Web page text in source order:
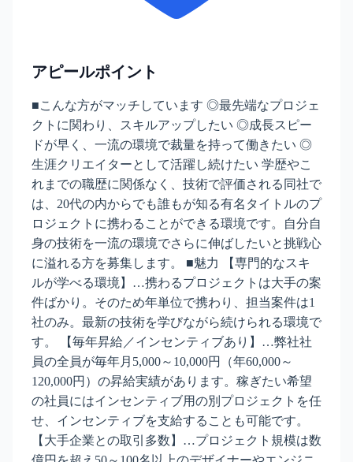
アピールポイント
■こんな方がマッチしています ◎最先端なプロジェ
クトに関わり、スキルアップしたい ◎成長スピー
ドが早く、一流の環境で裁量を持って働きたい ◎
生涯クリエイターとして活躍し続けたい 学歴やこ
れまでの職歴に関係なく、技術で評価される同社で
は、20代の内からでも誰もが知る有名タイトルのプ
ロジェクトに携わることができる環境です。自分自
身の技術を一流の環境でさらに伸ばしたいと挑戦心
に溢れる方を募集します。 ■魅力 【専門的なスキ
ルが学べる環境】…携わるプロジェクトは大手の案
件ばかり。そのため年単位で携わり、担当案件は1
社のみ。最新の技術を学びながら続けられる環境で
す。 【毎年昇給／インセンティブあり】…弊社社
員の全員が毎年月5,000～10,000円（年60,000～
120,000円）の昇給実績があります。稼ぎたい希望
の社員にはインセンティブ用の別プロジェクトを任
せ、インセンティブを支給することも可能です。
【大手企業との取引多数】…プロジェクト規模は数